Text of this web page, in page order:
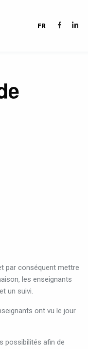
FR
par conséquent mettre
les enseignants
un suivi.
ont vu le jour
possibilités afin de